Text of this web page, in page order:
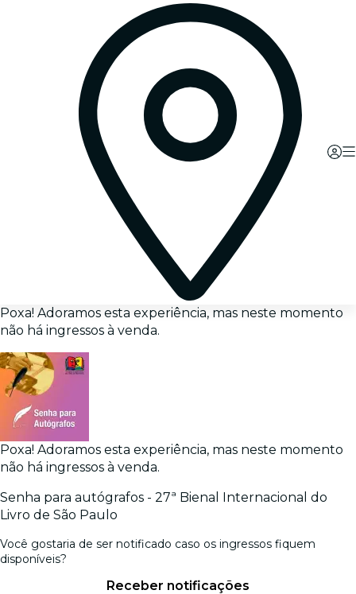
Poxa! Adoramos esta experiência, mas neste momento
não há ingressos à venda.
Poxa! Adoramos esta experiência, mas neste momento
não há ingressos à venda.
Senha para autógrafos - 27ª Bienal Internacional do
Livro de São Paulo
Você gostaria de ser notificado caso os ingressos fiquem
disponíveis?
Receber notificações